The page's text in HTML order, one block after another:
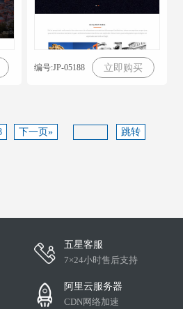
编号:JP-05188 立即购买
下一页» 跳转
五星客服
7×24小时售后支持
阿里云服务器
CDN网络加速